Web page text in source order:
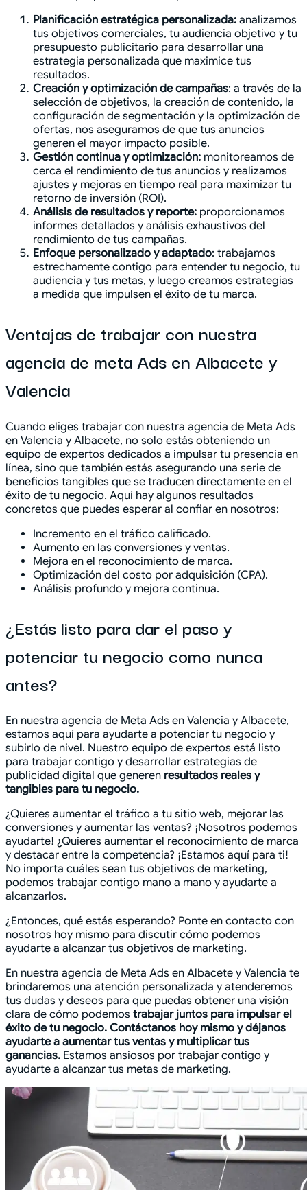
Planificación estratégica personalizada: analizamos
tus objetivos comerciales, tu audiencia objetivo y tu
presupuesto publicitario para desarrollar una
estrategia personalizada que maximice tus
resultados.
Creación y optimización de campañas: a través de la
selección de objetivos, la creación de contenido, la
configuración de segmentación y la optimización de
ofertas, nos aseguramos de que tus anuncios
generen el mayor impacto posible.
Gestión continua y optimización: monitoreamos de
cerca el rendimiento de tus anuncios y realizamos
ajustes y mejoras en tiempo real para maximizar tu
retorno de inversión (ROI).
Análisis de resultados y reporte: proporcionamos
informes detallados y análisis exhaustivos del
rendimiento de tus campañas.
Enfoque personalizado y adaptado: trabajamos
estrechamente contigo para entender tu negocio, tu
audiencia y tus metas, y luego creamos estrategias
a medida que impulsen el éxito de tu marca.
Ventajas de trabajar con nuestra
agencia de meta Ads en Albacete y
Valencia
Cuando eliges trabajar con nuestra agencia de Meta Ads
en Valencia y Albacete, no solo estás obteniendo un
equipo de expertos dedicados a impulsar tu presencia en
línea, sino que también estás asegurando una serie de
beneficios tangibles que se traducen directamente en el
éxito de tu negocio. Aquí hay algunos resultados
concretos que puedes esperar al confiar en nosotros:
Incremento en el tráfico calificado.
Aumento en las conversiones y ventas.
Mejora en el reconocimiento de marca.
Optimización del costo por adquisición (CPA).
Análisis profundo y mejora continua.
¿Estás listo para dar el paso y
potenciar tu negocio como nunca
antes?
En nuestra agencia de Meta Ads en Valencia y Albacete,
estamos aquí para ayudarte a potenciar tu negocio y
subirlo de nivel. Nuestro equipo de expertos está listo
para trabajar contigo y desarrollar estrategias de
publicidad digital que generen resultados reales y
tangibles para tu negocio.
¿Quieres aumentar el tráfico a tu sitio web, mejorar las
conversiones y aumentar las ventas? ¡Nosotros podemos
ayudarte! ¿Quieres aumentar el reconocimiento de marca
y destacar entre la competencia? ¡Estamos aquí para ti!
No importa cuáles sean tus objetivos de marketing,
podemos trabajar contigo mano a mano y ayudarte a
alcanzarlos.
¿Entonces, qué estás esperando? Ponte en contacto con
nosotros hoy mismo para discutir cómo podemos
ayudarte a alcanzar tus objetivos de marketing.
En nuestra agencia de Meta Ads en Albacete y Valencia te
brindaremos una atención personalizada y atenderemos
tus dudas y deseos para que puedas obtener una visión
clara de cómo podemos trabajar juntos para impulsar el
éxito de tu negocio. Contáctanos hoy mismo y déjanos
ayudarte a aumentar tus ventas y multiplicar tus
ganancias. Estamos ansiosos por trabajar contigo y
ayudarte a alcanzar tus metas de marketing.